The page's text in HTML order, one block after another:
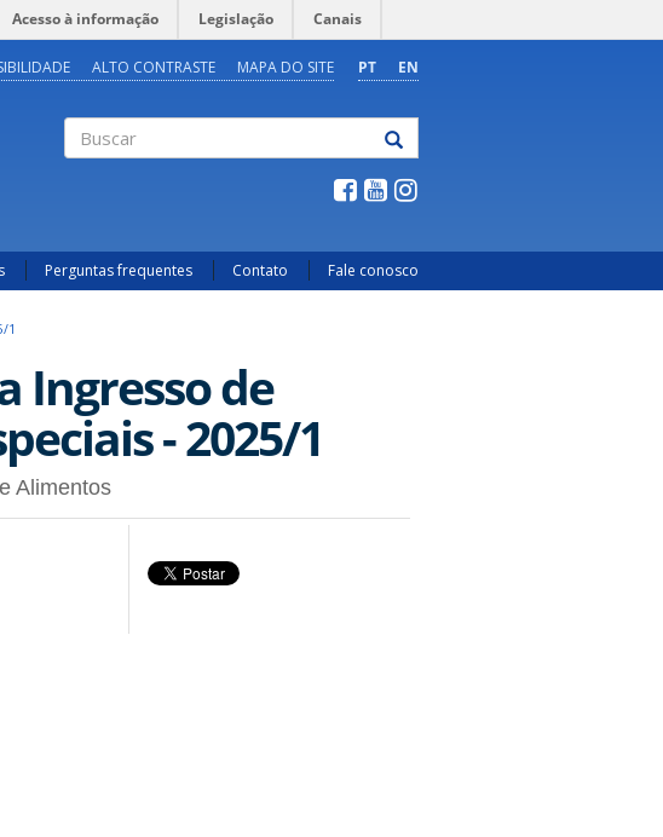
Acesso à informação Legislação Canais
PT EN
ALTO CONTRASTE MAPA DO SITE
Perguntas frequentes Contato Fale conosco
1
Ingresso de
- 2025/1
Alimentos